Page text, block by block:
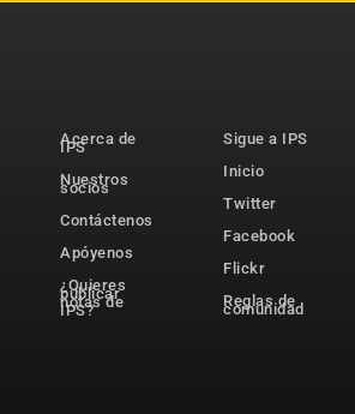
Acerca de
IPS
Nuestros
socios
Contáctenos
Apóyenos
¿Quieres
publicar
notas de
IPS?
Sigue a IPS
Inicio
Twitter
Facebook
Flickr
Reglas de
comunidad